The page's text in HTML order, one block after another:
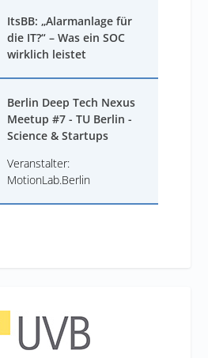
ItsBB: „Alarmanlage für
die IT?“ – Was ein SOC
wirklich leistet
Berlin Deep Tech Nexus
Meetup #7 - TU Berlin -
Science & Startups
Veranstalter:
MotionLab.Berlin